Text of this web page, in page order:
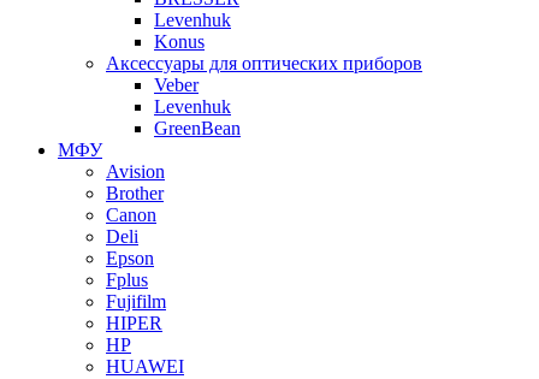
Levenhuk
Konus
Аксессуары для оптических приборов
Veber
Levenhuk
GreenBean
МФУ
Avision
Brother
Canon
Deli
Epson
Fplus
Fujifilm
HIPER
HP
HUAWEI